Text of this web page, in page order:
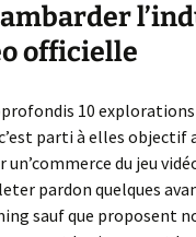
officielle
10
parti à elles objectif
un’commerce du jeu
pardon quelques
sauf que proposent